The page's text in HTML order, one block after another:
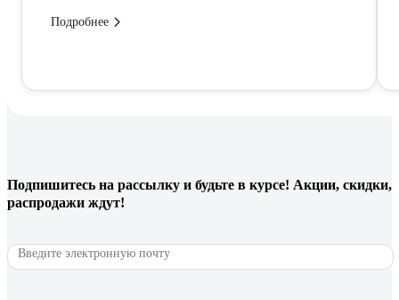
Подробнее
Подпишитесь на рассылку и будьте в курсе! Акции, скидки,
распродажи ждут!